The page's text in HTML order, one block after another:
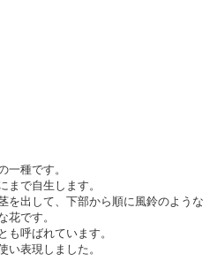
一種です。
まで自生します。
を出して、下部から順に風鈴のような
花です。
も呼ばれています。
い表現しました。